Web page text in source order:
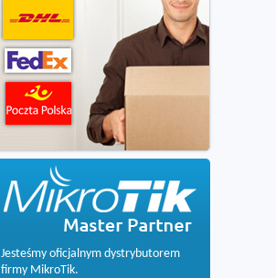
Jesteśmy oficjalnym dystrybutorem
firmy MikroTik.